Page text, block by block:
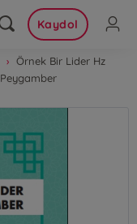
Kaydol
Örnek Bir Lider Hz
Peygamber